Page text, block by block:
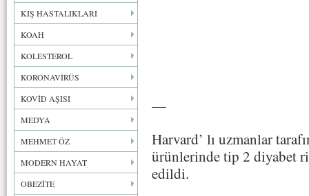
KIŞ HASTALIKLARI
KOAH
KOLESTEROL
KORONAVİRÜS
KOVİD AŞISI
MEDYA
MEHMET ÖZ
MODERN HAYAT
OBEZİTE
—
Harvard’ lı uzmanlar
ürünlerinde tip 2 diyabet
edildi.